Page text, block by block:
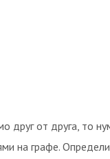
друг от друга, то
на графе.